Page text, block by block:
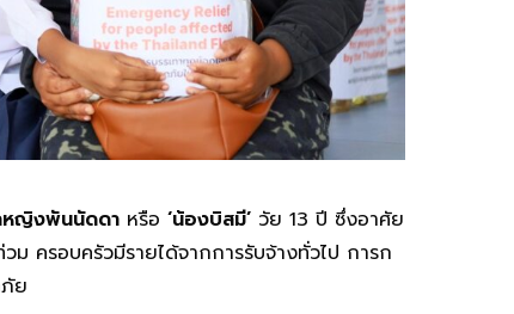
หญิงพันนัดดา หรือ ‘น้องบิสมี’ วัย 13 ปี ซึ่งอาศัย
ครอบครัวมีรายได้จากการรับจ้างทั่วไป การก
ย